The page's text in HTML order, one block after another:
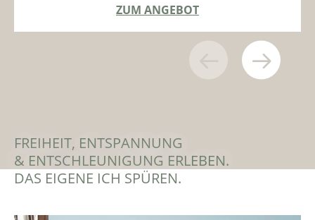
ZUM ANGEBOT
FREIHEIT, ENTSPANNUNG
& ENTSCHLEUNIGUNG ERLEBEN.
DAS EIGENE ICH SPÜREN.